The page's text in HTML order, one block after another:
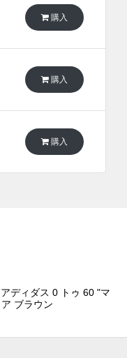
購入
購入
購入
ディダス 0 トゥ 60 "マ
ブラウン